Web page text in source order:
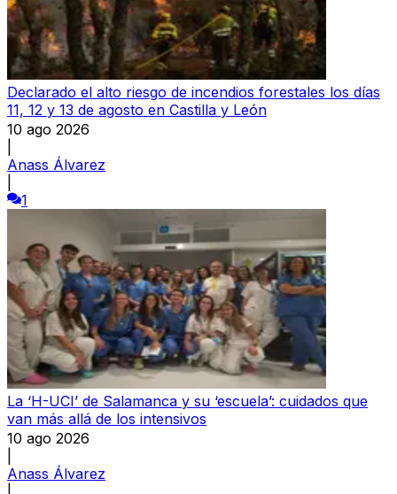
Declarado el alto riesgo de incendios forestales los días
11, 12 y 13 de agosto en Castilla y León
10 ago 2026
Anass Álvarez
1
La ‘H-UCI’ de Salamanca y su ‘escuela’: cuidados que
van más allá de los intensivos
10 ago 2026
Anass Álvarez